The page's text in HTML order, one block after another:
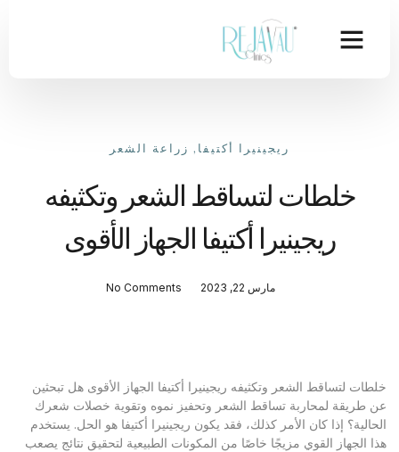
ريجينيرا أكتيفا , زراعة الشعر
خلطات لتساقط الشعر وتكثيفه
ريجينيرا أكتيفا الجهاز الأقوى
مارس 22, 2023 No Comments
خلطات لتساقط الشعر وتكثيفه ريجينيرا أكتيفا الجهاز الأقوى هل تبحثين
عن طريقة لمحاربة تساقط الشعر وتحفيز نموه وتقوية خصلات شعرك
الحالية؟ إذا كان الأمر كذلك، فقد يكون ريجينيرا أكتيفا هو الحل. يستخدم
هذا الجهاز القوي مزيجًا خاصًا من المكونات الطبيعية لتحقيق نتائج يصعب